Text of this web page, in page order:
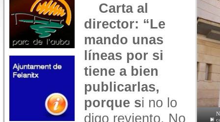
Carta al
director: “Le
mando unas
líneas por si
tiene a bien
publicarlas,
porque si no lo
digo reviento. No